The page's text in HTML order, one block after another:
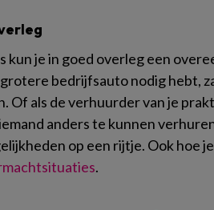
kun je in goed overleg een
bedrijfsauto nodig hebt,
Of als de verhuurder van je
anders te kunnen
op een rijtje. Ook hoe
.